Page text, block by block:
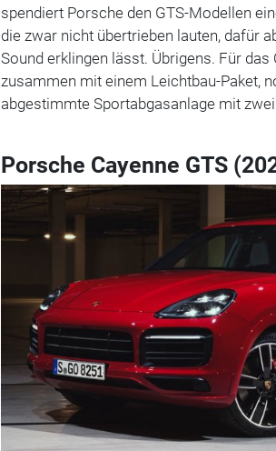
spendiert Porsche den GTS-Modellen
die zwar nicht übertrieben lauten, dafür
Sound erklingen lässt. Übrigens. Für das
zusammen mit einem Leichtbau-Paket,
abgestimmte Sportabgasanlage mit
Porsche Cayenne GTS